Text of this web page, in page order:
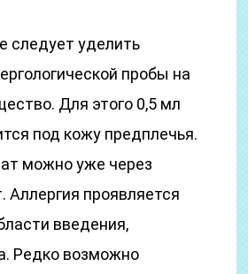
следует уделить
пробы на
Для этого 0,5 мл
под кожу предплечья.
можно уже через
Аллергия проявляется
введения,
Редко возможно